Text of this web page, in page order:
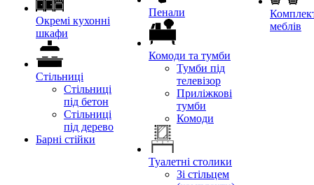
Окремі кухонні
шкафи
Стільниці
Стільниці
під бетон
Стільниці
під дерево
Барні стійки
Пенали
Комоди та тумби
Тумби під
телевізор
Приліжкові
тумби
Комоди
Туалетні столики
Зі стільцем
меблів